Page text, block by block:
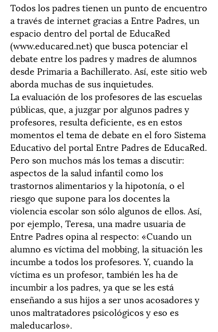
Todos los padres tienen un punto de encuentro
a través de internet gracias a Entre Padres, un
espacio dentro del portal de EducaRed
(www.educared.net) que busca potenciar el
debate entre los padres y madres de alumnos
desde Primaria a Bachillerato. Así, este sitio web
aborda muchas de sus inquietudes.
La evaluación de los profesores de las escuelas
públicas, que, a juzgar por algunos padres y
profesores, resulta deficiente, es en estos
momentos el tema de debate en el foro Sistema
Educativo del portal Entre Padres de EducaRed.
Pero son muchos más los temas a discutir:
aspectos de la salud infantil como los
trastornos alimentarios y la hipotonía, o el
riesgo que supone para los docentes la
violencia escolar son sólo algunos de ellos. Así,
por ejemplo, Teresa, una madre usuaria de
Entre Padres opina al respecto: «Cuando un
alumno es víctima del mobbing, la situación les
incumbe a todos los profesores. Y, cuando la
víctima es un profesor, también les ha de
incumbir a los padres, ya que se les está
enseñando a sus hijos a ser unos acosadores y
unos maltratadores psicológicos y eso es
maleducarlos».